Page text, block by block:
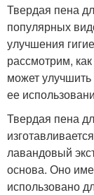
Твердая пена
популярных
улучшения
рассмотрим,
может
ее
Твердая пена
лавандовый
основа. Оно
использовано